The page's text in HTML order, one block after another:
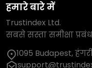
हमारे बारे में
Trustindex Ltd.
सबसे सस्ता समीक्षा
1095 Budapest,